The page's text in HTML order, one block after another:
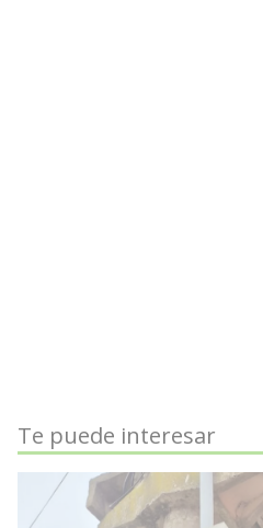
Te puede interesar